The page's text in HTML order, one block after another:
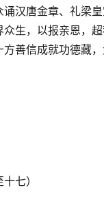
诵汉唐金章、礼梁
生，以报亲恩，
善信成就功德藏
七）